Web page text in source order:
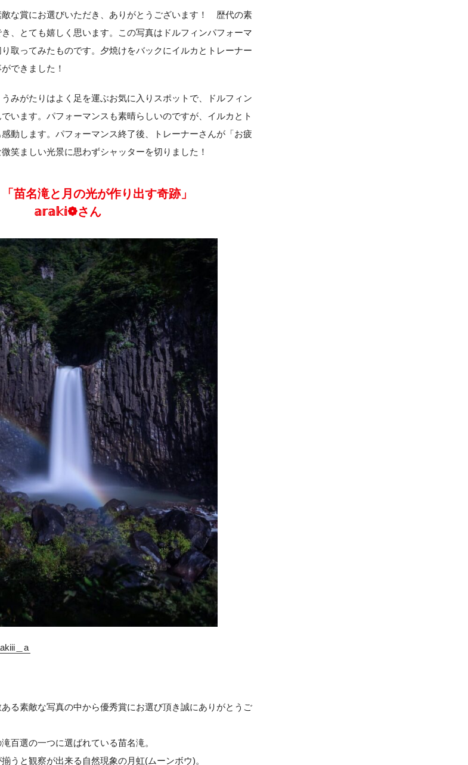
敵な賞にお選びいただき、ありがとうございます！ 歴代の素
、とても嬉しく思います。この写真はドルフィンパフォーマ
取ってみたものです。夕焼けをバックにイルカとトレーナー
できました！
うみがたりはよく足を運ぶお気に入りスポットで、ドルフィン
います。パフォーマンスも素晴らしいのですが、イルカとト
動します。パフォーマンス終了後、トレーナーさんが「お疲
笑ましい光景に思わずシャッターを切りました！
苗名滝と月の光が作り出す奇跡」
𝕒𝕣𝕒𝕜𝕚❁さん
＿a
ある素敵な写真の中から優秀賞にお選び頂き誠にありがとうご
百選の一つに選ばれている苗名滝。
うと観察が出来る自然現象の月虹(ムーンボウ)。